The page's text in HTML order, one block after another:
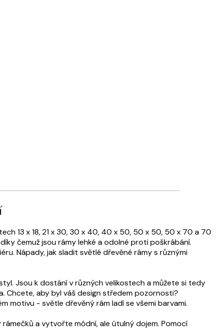
13 x 18, 21 x 30, 30 x 40, 40 x 50, 50 x 50, 50 x 70 a 70
čemuž jsou rámy lehké a odolné proti poškrábání.
Nápady, jak sladit světlé dřevěné rámy s různými
Jsou k dostání v různých velikostech a můžete si tedy
Chcete, aby byl váš design středem pozornosti?
motivu - světle dřevěný rám ladí se všemi barvami.
a vytvořte módní, ale útulný dojem. Pomocí